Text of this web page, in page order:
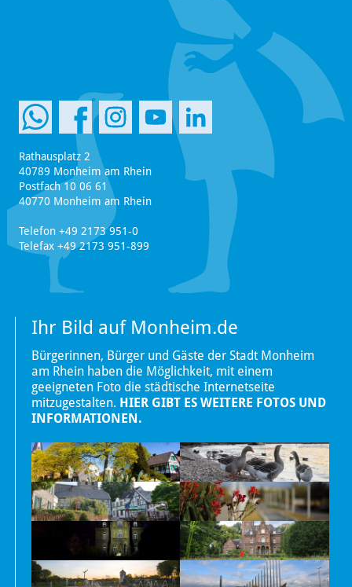
Rathausplatz 2
40789 Monheim am Rhein
Postfach 10 06 61
40770 Monheim am Rhein
Telefon +49 2173 951-0
Telefax +49 2173 951-899
Ihr Bild auf Monheim.de
Bürgerinnen, Bürger und Gäste der Stadt Monheim
am Rhein haben die Möglichkeit, mit einem
geeigneten Foto die städtische Internetseite
mitzugestalten. HIER GIBT ES WEITERE FOTOS UND
INFORMATIONEN.